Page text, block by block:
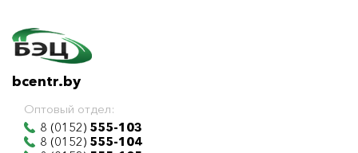
bcentr.by
Оптовый отдел:
8 (0152) 555-103
8 (0152) 555-104